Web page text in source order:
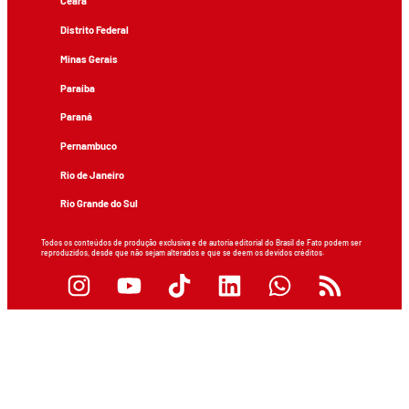
Distrito Federal
Minas Gerais
Paraíba
Paraná
Pernambuco
Rio de Janeiro
Rio Grande do Sul
Todos os conteúdos de produção exclusiva e de autoria editorial do Brasil de Fato podem ser
reproduzidos, desde que não sejam alterados e que se deem os devidos créditos.